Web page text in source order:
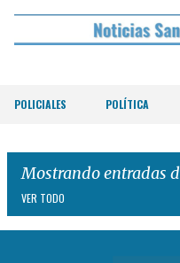
Ir al
POLICIALES POLÍTICA
Mostrando entradas
VER TODO